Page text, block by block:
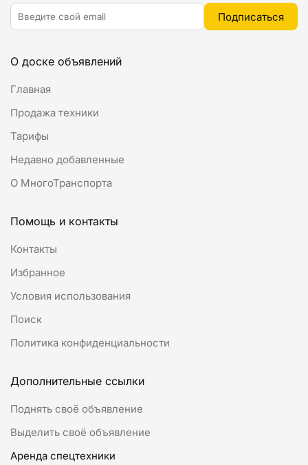
О доске объявлений
Главная
Продажа техники
Тарифы
Недавно добавленные
О МногоТранспорта
Помощь и контакты
Контакты
Избранное
Условия использования
Поиск
Политика конфиденциальности
Дополнительные ссылки
Поднять своё объявление
Выделить своё объявление
Аренда спецтехники